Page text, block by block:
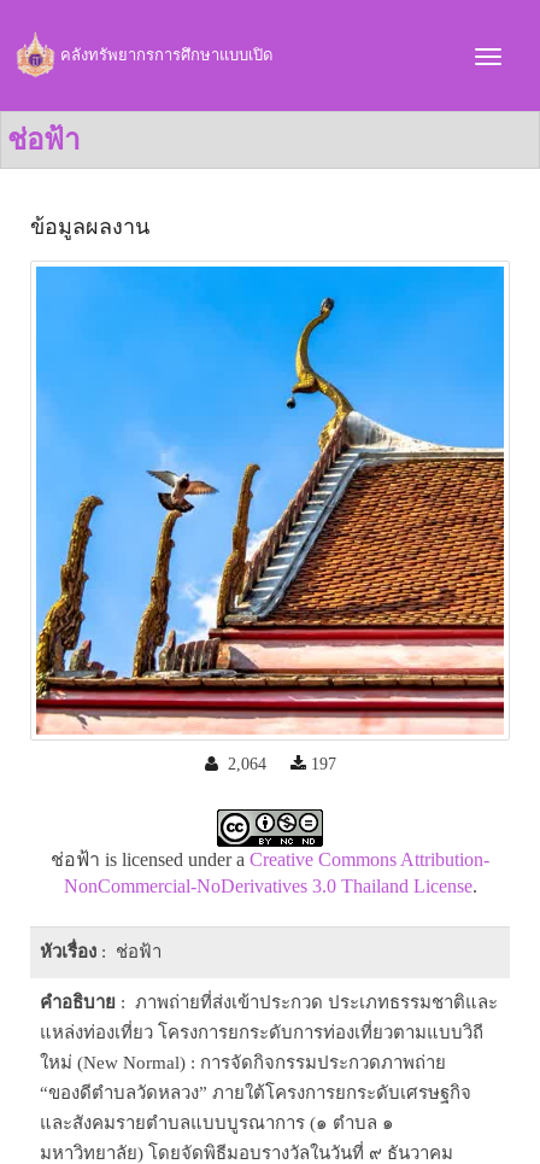
คลังทรัพยากรการศึกษาแบบเปิด
ช่อฟ้า
ข้อมูลผลงาน
2,064 197
ช่อฟ้า is licensed under a Creative Commons Attribution-
NonCommercial-NoDerivatives 3.0 Thailand License.
หัวเรื่อง : ช่อฟ้า
คำอธิบาย : ภาพถ่ายที่ส่งเข้าประกวด ประเภทธรรมชาติและ
แหล่งท่องเที่ยว โครงการยกระดับการท่องเที่ยวตามแบบวิถี
ใหม่ (New Normal) : การจัดกิจกรรมประกวดภาพถ่าย
“ของดีตำบลวัดหลวง” ภายใต้โครงการยกระดับเศรษฐกิจ
และสังคมรายตำบลแบบบูรณาการ (๑ ตำบล ๑
มหาวิทยาลัย) โดยจัดพิธีมอบรางวัลในวันที่ ๙ ธันวาคม